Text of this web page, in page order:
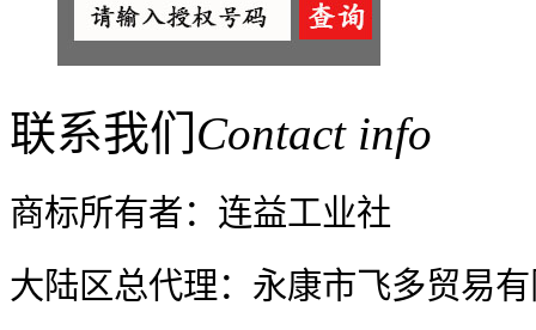
联系我们Contact info
商标所有者：连益工业社
大陆区总代理：永康市飞多贸易